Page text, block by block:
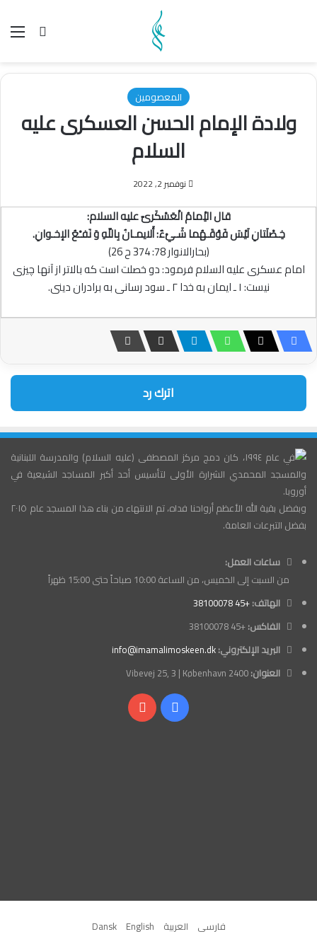
بحث عن
المعصومین
ولادة الإمام الحسن العسکری علیه
السلام
نوفمبر 2, 2022
قال الاِْمامُ الْعَسْكَرىّ عليه السلام:
خِـصْلَتانِ لَيْسَ فَوْقَـهُما شَـيْءٌ: أَلايمـانُ بِاللّهِ وَ نَفـْعُ الإخـوانِ.
(بحارالانوار 78: 374 ح 26)
امام عسكرى عليه السلام فرمود: دو خصلت است كه بالاتر از آنها چيزى
نيست: ۱ ـ ايمان به خدا ۲ ـ سود رسانى به برادران دينى.
اترك رد
في عام ١٩٩٤، كان دمج مركز المصطفى (عليه السلام) والمدرسة اللبنانية
والمسجد المحمدي الشرارة الأولى لتأسيس أحد أكبر المساجد الشيعية في
أوروبا.
وبفضل بقية الله الأعظم أرواحنا فداه، تم الانتهاء من بناء هذا المسجد عام ٢٠١٥
بفضل التبرعات العامة.
ساعات العمل:
من السبت إلى الخميس، من الساعة 10:00 صباحاً حتى 15:00 ظهراً
الهاتف:+45 38100078
الفاكس:+45 38100078
البريد الإلكتروني:info@imamalimoskeen.dk
العنوان:
فيسبوك‫YouTube
فارسی العربیة English
Dansk